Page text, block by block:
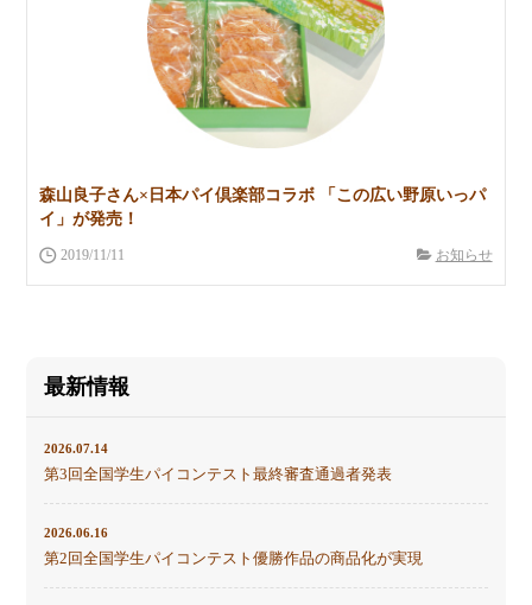
森山良子さん×日本パイ倶楽部コラボ 「この広い野原いっパ
イ」が発売！
2019/11/11 お知らせ
最新情報
2026.07.14
第3回全国学生パイコンテスト最終審査通過者発表
2026.06.16
第2回全国学生パイコンテスト優勝作品の商品化が実現